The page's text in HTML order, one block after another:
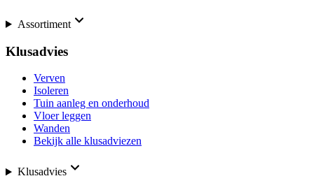
Assortiment
Klusadvies
Verven
Isoleren
Tuin aanleg en onderhoud
Vloer leggen
Wanden
Bekijk alle klusadviezen
Klusadvies